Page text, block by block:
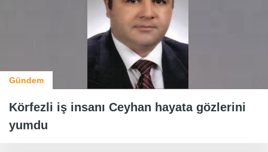
Gündem
Körfezli iş insanı Ceyhan hayata gözlerini
yumdu